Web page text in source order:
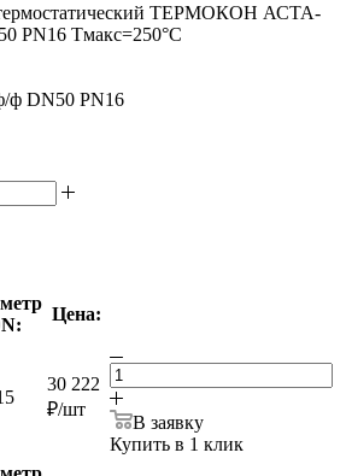
термостатический ТЕРМОКОН АСТА-
PN16 Тмакс=250°С
ф DN50 PN16
Цена:
30 222
₽/шт
В заявку
Купить в 1 клик